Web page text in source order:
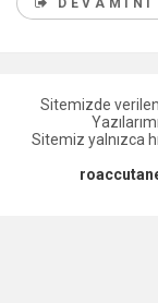
DEVAMINI
Sitemizde
Sitemiz yalnızca